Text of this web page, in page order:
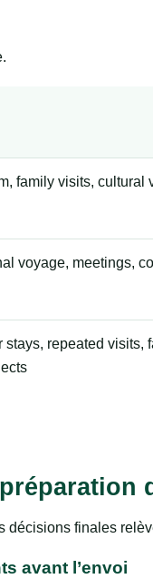
family visits, cultural
voyage, meetings,
stays, repeated visits,
finales
avant l’envoi